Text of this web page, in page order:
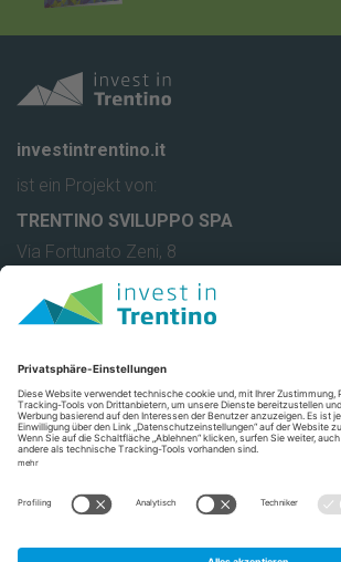
investintrentino.it
ist ein Projekt von:
TRENTINO SVILUPPO SPA
Via Fortunato Zeni, 8
T. +39 0464 443 111
F. +39 0464 443 112
info@investintrentino.it
Privacy Settings